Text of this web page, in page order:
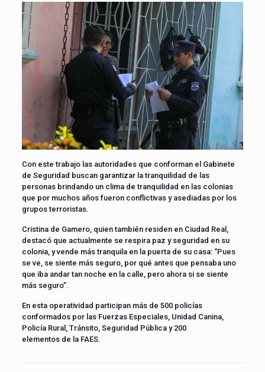
Con este trabajo las autoridades que conforman el Gabinete
de Seguridad buscan garantizar la tranquilidad de las
personas brindando un clima de tranquilidad en las colonias
que por muchos años fueron conflictivas y asediadas por los
grupos terroristas.
Cristina de Gamero, quien también residen en Ciudad Real,
destacó que actualmente se respira paz y seguridad en su
colonia, y vende más tranquila en la puerta de su casa: “Pues
se ve, se siente más seguro, por qué antes que pensaba uno
que iba andar tan noche en la calle, pero ahora si se siente
más seguro”.
En esta operatividad participan más de 500 policías
conformados por las Fuerzas Especiales, Unidad Canina,
Policía Rural, Tránsito, Seguridad Pública y 200
elementos de la FAES.